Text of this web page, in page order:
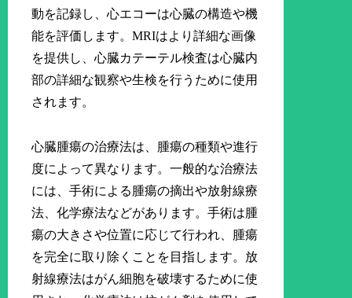
動を記録し、心エコーは心臓の構造や機
能を評価します。MRIはより詳細な画像
を提供し、心臓カテーテル検査は心臓内
部の詳細な観察や生検を行うために使用
されます。
心臓腫瘍の治療法は、腫瘍の種類や進行
度によって異なります。一般的な治療法
には、手術による腫瘍の摘出や放射線療
法、化学療法などがあります。手術は腫
瘍の大きさや位置に応じて行われ、腫瘍
を完全に取り除くことを目指します。放
射線療法はがん細胞を破壊するために使